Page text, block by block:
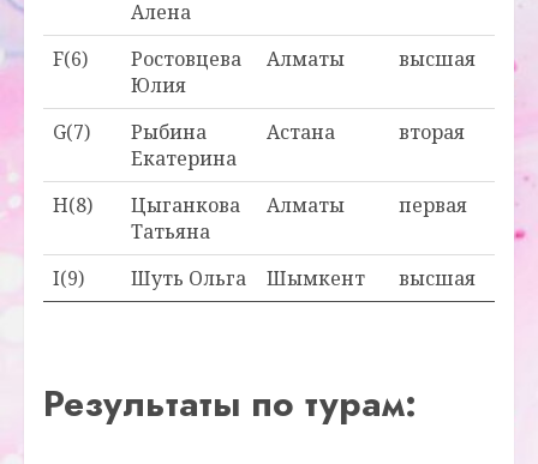
Алена
F(6)
Ростовцева
Юлия
Алматы высшая
G(7)
Рыбина
Екатерина
Астана вторая
H(8)
Цыганкова
Татьяна
Алматы первая
I(9) Шуть Ольга Шымкент высшая
Результаты по турам: